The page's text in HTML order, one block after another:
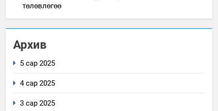
төлөвлөгөө
Архив
5 сар 2025
4 сар 2025
3 сар 2025